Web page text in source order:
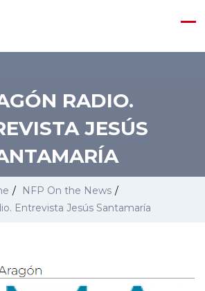
RADIO.
JESÚS
/ NFP On the News /
Entrevista Jesús Santamaría